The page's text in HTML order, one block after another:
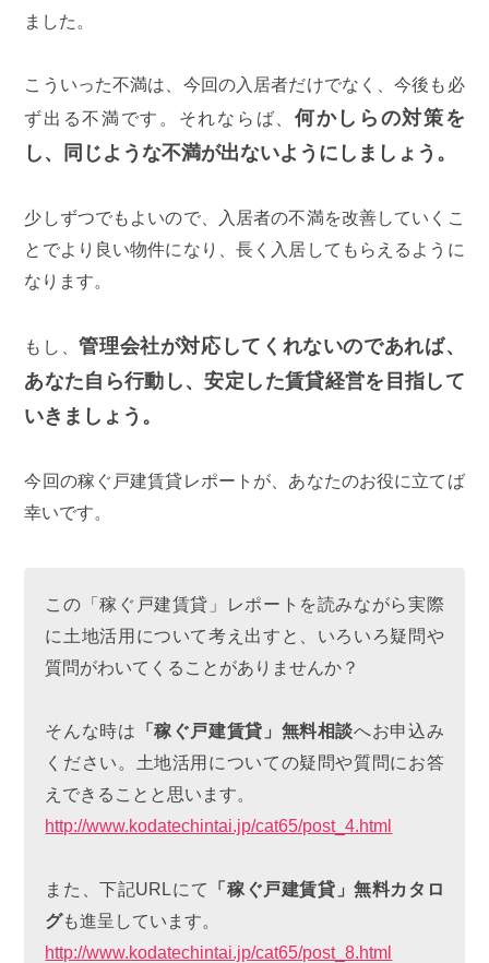
ました。
こういった不満は、今回の入居者だけでなく、今後も必
ず出る不満です。それならば、 何かしらの対策を
し、同じような不満が出ないようにしましょう。
少しずつでもよいので、入居者の不満を改善していくこ
とでより良い物件になり、長く入居してもらえるように
なります。
もし、管理会社が対応してくれないのであれば、
あなた自ら行動し、安定した賃貸経営を目指して
いきましょう。
今回の稼ぐ戸建賃貸レポートが、あなたのお役に立てば
幸いです。
この「稼ぐ戸建賃貸」レポートを読みながら実際
に土地活用について考え出すと、いろいろ疑問や
質問がわいてくることがありませんか？
そんな時は 「稼ぐ戸建賃貸」無料相談へお申込み
ください。土地活用についての疑問や質問にお答
えできることと思います。
http://www.kodatechintai.jp/cat65/post_4.html
また、下記URLにて
「稼ぐ戸建賃貸」無料カタロ
グも進呈しています。
http://www.kodatechintai.jp/cat65/post_8.html